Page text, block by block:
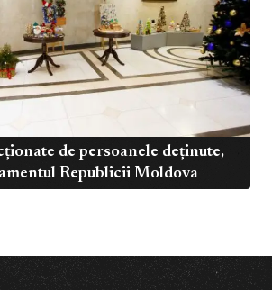
de persoanele deținute,
Republicii Moldova